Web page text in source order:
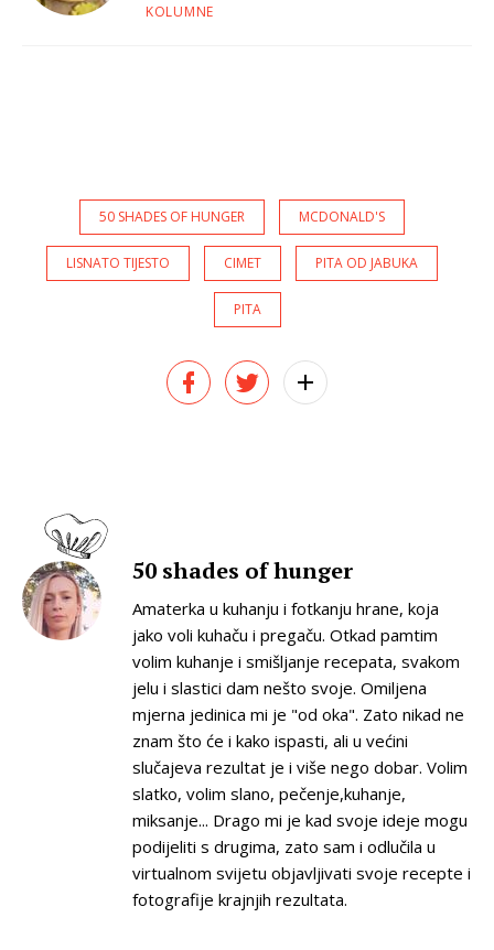
KOLUMNE
50 SHADES OF HUNGER MCDONALD'S
LISNATO TIJESTO CIMET PITA OD JABUKA
PITA
50 shades of hunger
Amaterka u kuhanju i fotkanju hrane, koja
jako voli kuhaču i pregaču. Otkad pamtim
volim kuhanje i smišljanje recepata, svakom
jelu i slastici dam nešto svoje. Omiljena
mjerna jedinica mi je "od oka". Zato nikad ne
znam što će i kako ispasti, ali u većini
slučajeva rezultat je i više nego dobar. Volim
slatko, volim slano, pečenje,kuhanje,
miksanje... Drago mi je kad svoje ideje mogu
podijeliti s drugima, zato sam i odlučila u
virtualnom svijetu objavljivati svoje recepte i
fotografije krajnjih rezultata.